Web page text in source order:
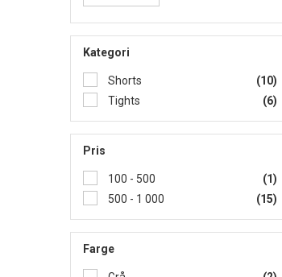
Kategori
Shorts
(10)
Tights
(6)
Pris
100 - 500
(1)
500 - 1 000
(15)
Farge